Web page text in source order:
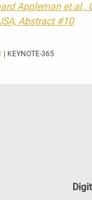
Appleman et
Abstract #10
| KEYNOTE-365